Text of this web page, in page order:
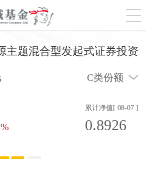
切
主题混合型发起式证券投资
C类份额
累计净值[ 08-07 ]
0.8926